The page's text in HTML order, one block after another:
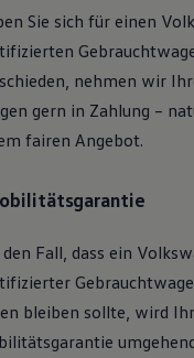
Sie sich für einen
nehmen wir
gern in Zahlung –
fairen Angebot.
Fall, dass ein
bleiben sollte, wird